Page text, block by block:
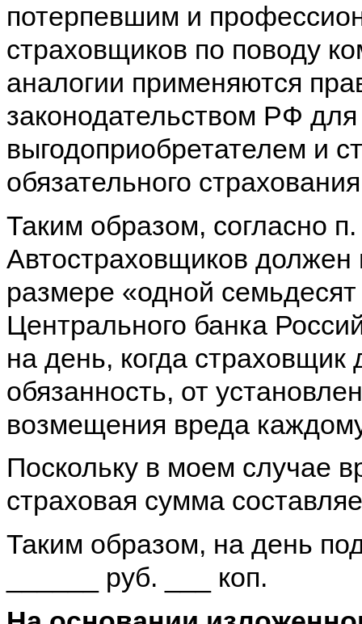
потерпевшим и
страховщиков по поводу
аналогии применяются
законодательством РФ
выгодоприобретателем и
обязательного
Таким образом, согласно
Автостраховщиков должен
размере «одной
Центрального банка
на день, когда
обязанность, от
возмещения вреда
Поскольку в моем случае
страховая сумма
Таким образом, на день
______ руб. ___ коп.